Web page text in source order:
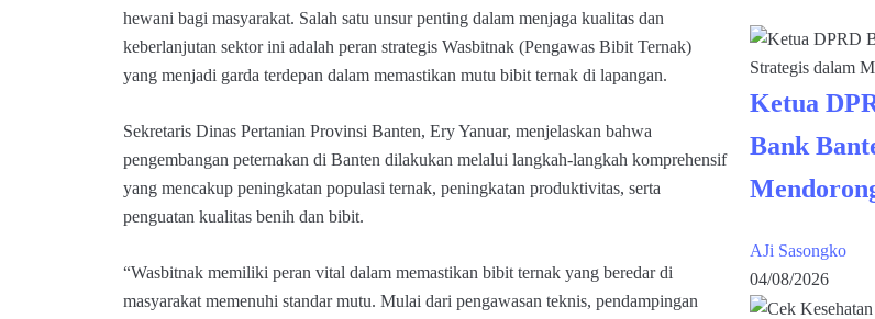
hewani bagi masyarakat. Salah satu unsur penting dalam menjaga kualitas dan
keberlanjutan sektor ini adalah peran strategis Wasbitnak (Pengawas Bibit Ternak)
yang menjadi garda terdepan dalam memastikan mutu bibit ternak di lapangan.
Sekretaris Dinas Pertanian Provinsi Banten, Ery Yanuar, menjelaskan bahwa
pengembangan peternakan di Banten dilakukan melalui langkah-langkah komprehensif
yang mencakup peningkatan populasi ternak, peningkatan produktivitas, serta
penguatan kualitas benih dan bibit.
“Wasbitnak memiliki peran vital dalam memastikan bibit ternak yang beredar di
masyarakat memenuhi standar mutu. Mulai dari pengawasan teknis, pendampingan
Ketua
Bank
AJi Sasongko
04/08/2026